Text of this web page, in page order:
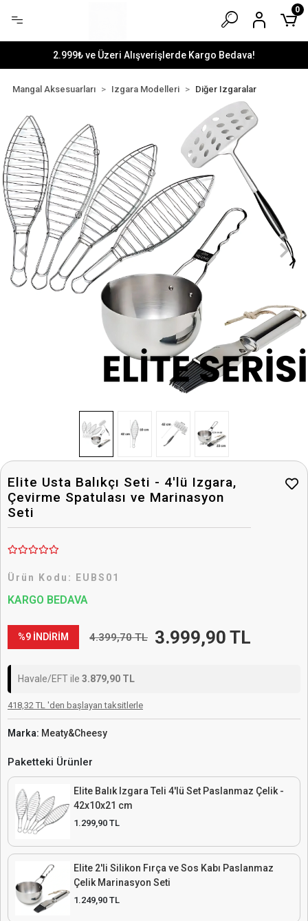
2.999₺ ve Üzeri Alışverişlerde Kargo Bedava!
0
Mangal Aksesuarları Izgara Modelleri Diğer Izgaralar
Elite Usta Balıkçı Seti - 4'lü Izgara,
Çevirme Spatulası ve Marinasyon
Seti
Ürün Kodu: EUBS01
KARGO BEDAVA
%9 İNDİRİM 4.399,70 TL 3.999,90 TL
Havale/EFT ile 3.879,90 TL
418,32 TL 'den başlayan taksitlerle
Marka: Meaty&Cheesy
Paketteki Ürünler
Elite Balık Izgara Teli 4'lü Set Paslanmaz Çelik -
42x10x21 cm
1.299,90 TL
Elite 2'li Silikon Fırça ve Sos Kabı Paslanmaz
Çelik Marinasyon Seti
1.249,90 TL